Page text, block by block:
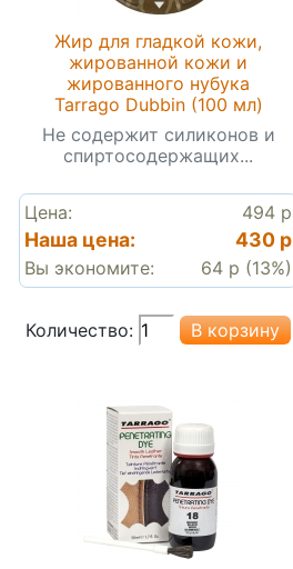
Жир для гладкой кожи,
жированной кожи и
жированного нубука
Tarrago Dubbin (100 мл)
Не содержит силиконов и
спиртосодержащих...
Цена: 494 р
Наша цена: 430 р
Вы экономите: 64 р (13%)
Количество: